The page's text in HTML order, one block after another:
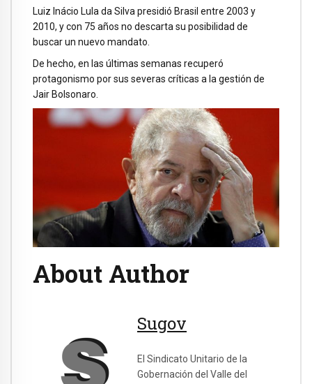
Luiz Inácio Lula da Silva presidió Brasil entre 2003 y
2010, y con 75 años no descarta su posibilidad de
buscar un nuevo mandato.
De hecho, en las últimas semanas recuperó
protagonismo por sus severas críticas a la gestión de
Jair Bolsonaro.
About Author
Sugov
El Sindicato Unitario de la
Gobernación del Valle del